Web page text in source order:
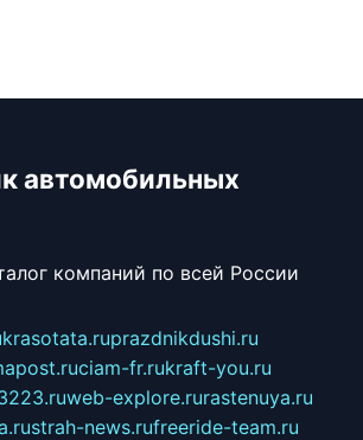
автомобильных
компаний по всей России
krasotata.ruprazdnikdushi.ru
ciam-fr.rukraft-you.ru
web-explore.rurastenuya.ru
strah-news.rufreeride-team.ru